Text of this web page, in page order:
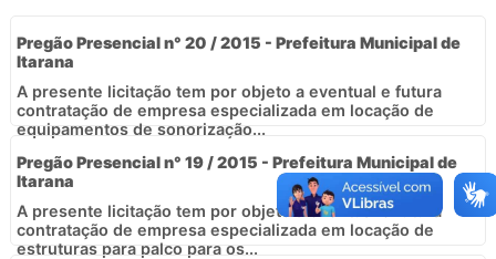
Pregão Presencial n° 20 / 2015 - Prefeitura Municipal de
Itarana
A presente licitação tem por objeto a eventual e futura
contratação de empresa especializada em locação de
equipamentos de sonorização...
Pregão Presencial n° 19 / 2015 - Prefeitura Municipal de
Itarana
A presente licitação tem por objeto a eventual e futura
contratação de empresa especializada em locação de
estruturas para palco para os...